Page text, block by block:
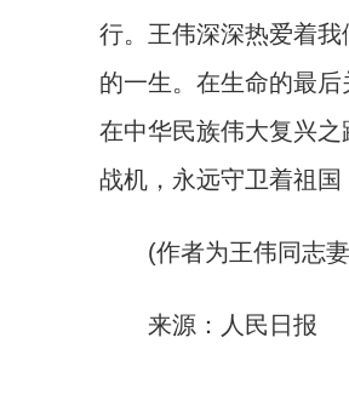
行。王伟深深热爱着
的一生。在生命的最
在中华民族伟大复兴
战机，永远守卫着祖国
(作者为王伟同志妻
来源：人民日报